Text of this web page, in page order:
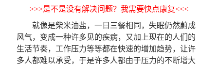
>>>是不是没有解决问题？我需要快点康复<<<
就像是柴米油盐，一日三餐相同，失眠仍然蔚成
风气，变成一种许多见的疾病，又加上现在的人们的
生活节奏，工作压力等等都在快速的增加趋势，让许
多人都难以承受，于是许多人都由于压力的不断增大